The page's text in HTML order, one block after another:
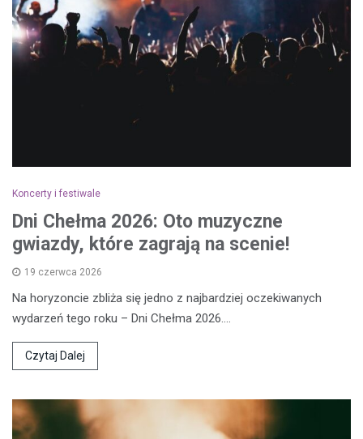
Koncerty i festiwale
Dni Chełma 2026: Oto muzyczne
gwiazdy, które zagrają na scenie!
19 czerwca 2026
Na horyzoncie zbliża się jedno z najbardziej oczekiwanych
wydarzeń tego roku – Dni Chełma 2026.…
Czytaj Dalej